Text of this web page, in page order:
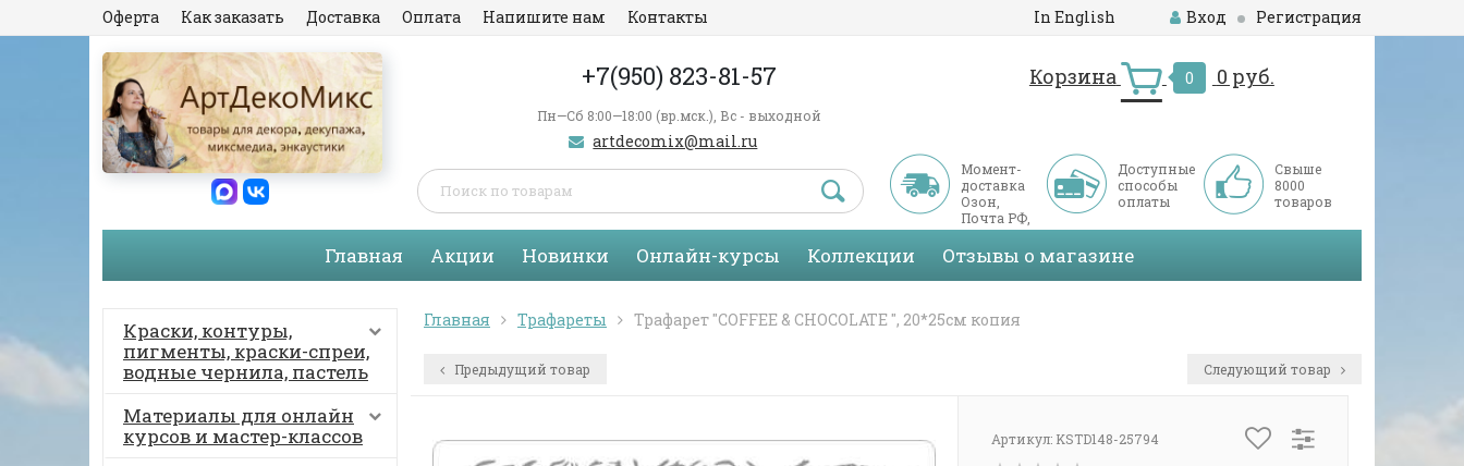
Оферта Как заказать Доставка Оплата Напишите нам Контакты In English Вход Регистрация
+7(950) 823-81-57
Пн—Сб 8:00—18:00 (вр.мск.), Вс - выходной
artdecomix@mail.ru
Корзина 0 0 руб.
Момент-
доставка
Озон,
Почта РФ,
СДЭК
Доступные
способы
оплаты
Свыше
8000
товаров
Главная Акции Новинки Онлайн-курсы Коллекции Отзывы о магазине
Краски, контуры,
пигменты, краски-спреи,
водные чернила, пастель
Материалы для онлайн
курсов и мастер-классов
Главная Трафареты Трафарет "COFFEE & CHOCOLATE ", 20*25см копия
Предыдущий товар Следующий товар
Артикул: KSTD148-25794